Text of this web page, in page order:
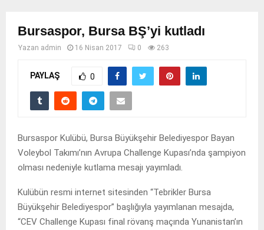
Bursaspor, Bursa BŞ’yi kutladı
Yazan admin 16 Nisan 2017 0 263
PAYLAŞ 0
Bursaspor Kulübü, Bursa Büyükşehir Belediyespor Bayan
Voleybol Takımı’nın Avrupa Challenge Kupası’nda şampiyon
olması nedeniyle kutlama mesajı yayımladı.
Kulübün resmi internet sitesinden “Tebrikler Bursa
Büyükşehir Belediyespor” başlığıyla yayımlanan mesajda,
“CEV Challenge Kupası final rövanş maçında Yunanistan’ın